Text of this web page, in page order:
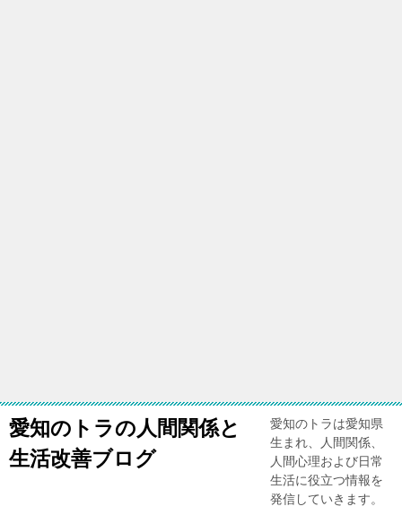
愛知のトラの人間関係と
生活改善ブログ
愛知のトラは愛知県
生まれ、人間関係、
人間心理および日常
生活に役立つ情報を
発信していきます。